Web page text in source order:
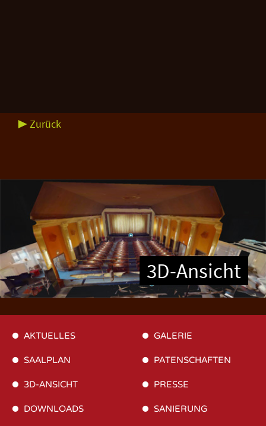
▶ Zurück
3D-Ansicht
AKTUELLES
SAALPLAN
3D-ANSICHT
DOWNLOADS
GALERIE
PATENSCHAFTEN
PRESSE
SANIERUNG